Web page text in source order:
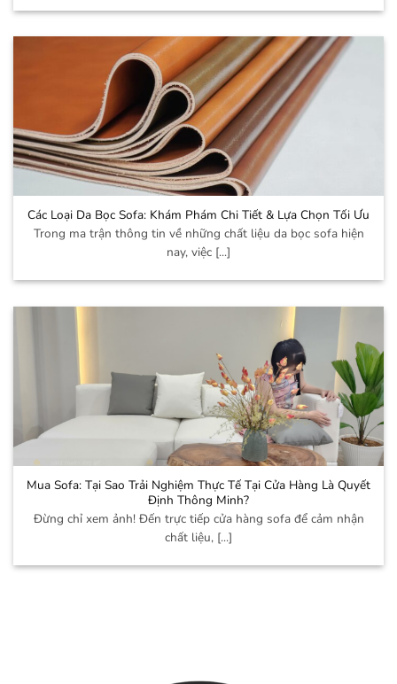
Các Loại Da Bọc Sofa: Khám Phám Chi Tiết & Lựa Chọn Tối Ưu
Trong ma trận thông tin về những chất liệu da bọc sofa hiện
nay, việc [...]
Mua Sofa: Tại Sao Trải Nghiệm Thực Tế Tại Cửa Hàng Là Quyết
Định Thông Minh?
Đừng chỉ xem ảnh! Đến trực tiếp cửa hàng sofa để cảm nhận
chất liệu, [...]